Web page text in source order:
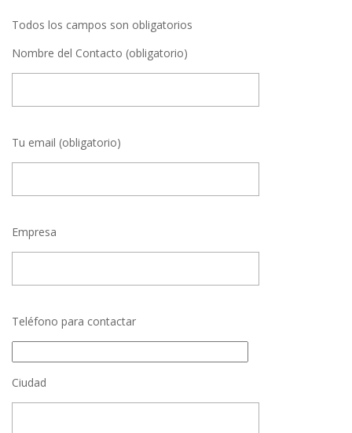
Todos los campos son obligatorios
Nombre del Contacto (obligatorio)
Tu email (obligatorio)
Empresa
Teléfono para contactar
Ciudad